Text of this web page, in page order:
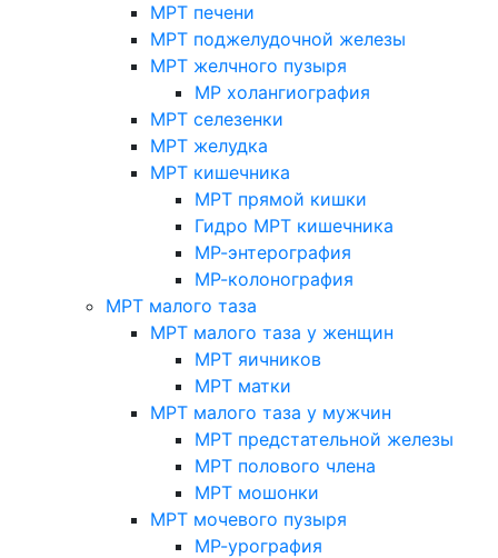
МРТ печени
МРТ поджелудочной железы
МРТ желчного пузыря
МР холангиография
МРТ селезенки
МРТ желудка
МРТ кишечника
МРТ прямой кишки
Гидро МРТ кишечника
МР-энтерография
МР-колонография
МРТ малого таза
МРТ малого таза у женщин
МРТ яичников
МРТ матки
МРТ малого таза у мужчин
МРТ предстательной железы
МРТ полового члена
МРТ мошонки
МРТ мочевого пузыря
МР-урография